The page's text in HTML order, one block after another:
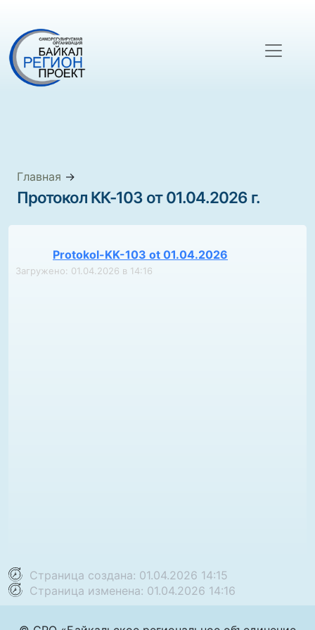
Главная →
Протокол КК-103 от 01.04.2026 г.
Protokol-KK-103 ot 01.04.2026
Загружено: 01.04.2026 в 14:16
Страница создана: 01.04.2026 14:15
Страница изменена: 01.04.2026 14:16